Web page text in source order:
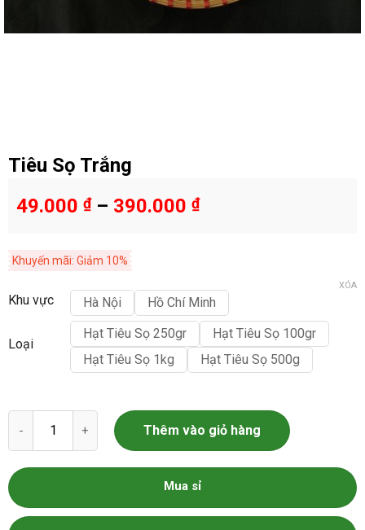
Tiêu Sọ Trắng
49.000 ₫– 390.000 ₫
Khuyến mãi: Giảm 10%
Khu vực Hà Nội Hồ Chí Minh
Loại
Hạt Tiêu Sọ 250gr
Hạt Tiêu Sọ 100gr
Hạt Tiêu Sọ 1kg
Hạt Tiêu Sọ 500g
XÓA
Tiêu Sọ Trắng số lượng
Thêm vào giỏ hàng
Mua sỉ